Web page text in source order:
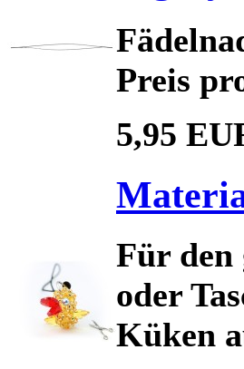
Preis
5,95
Für den
oder
Küken